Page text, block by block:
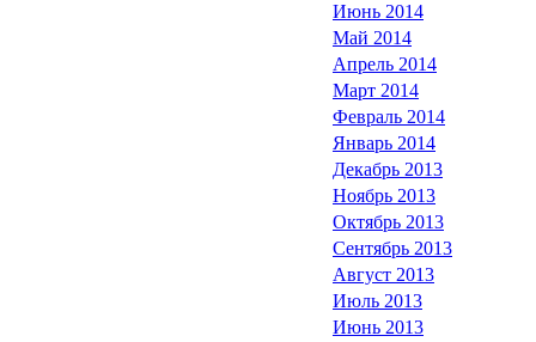
Июнь 2014
Май 2014
Апрель 2014
Март 2014
Февраль 2014
Январь 2014
Декабрь 2013
Ноябрь 2013
Октябрь 2013
Сентябрь 2013
Август 2013
Июль 2013
Июнь 2013